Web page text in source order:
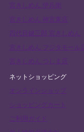
宮きしめん 神宮東店
宮きしめん フジタモール店
ネットショッピング